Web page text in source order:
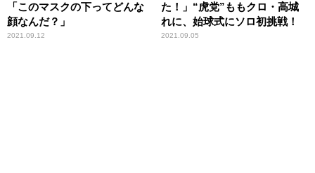
「このマスクの下ってどんな
顔なんだ？」
2021.09.12
た！」“虎党”ももクロ・高城
れに、始球式にソロ初挑戦！
2021.09.05